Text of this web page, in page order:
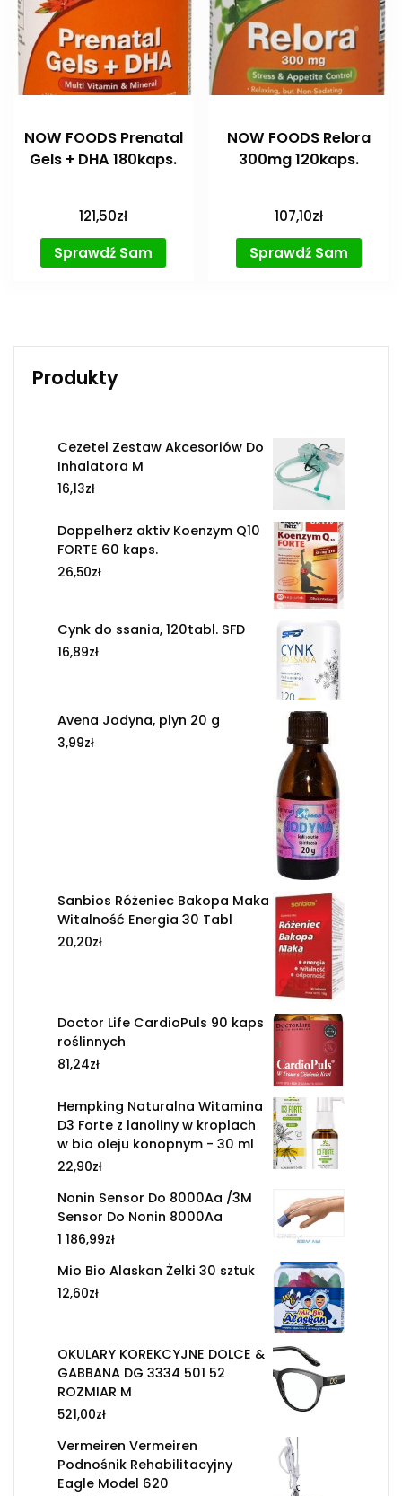
NOW FOODS Prenatal
Gels + DHA 180kaps.
121,50zł
Sprawdź Sam
NOW FOODS Relora
300mg 120kaps.
107,10zł
Sprawdź Sam
Produkty
Cezetel Zestaw Akcesoriów Do
Inhalatora M
16,13zł
Doppelherz aktiv Koenzym Q10
FORTE 60 kaps.
26,50zł
Cynk do ssania, 120tabl. SFD
16,89zł
Avena Jodyna, plyn 20 g
3,99zł
Sanbios Różeniec Bakopa Maka
Witalność Energia 30 Tabl
20,20zł
Doctor Life CardioPuls 90 kaps
roślinnych
81,24zł
Hempking Naturalna Witamina
D3 Forte z lanoliny w kroplach
w bio oleju konopnym - 30 ml
22,90zł
Nonin Sensor Do 8000Aa /3M
Sensor Do Nonin 8000Aa
1 186,99zł
Mio Bio Alaskan Żelki 30 sztuk
12,60zł
OKULARY KOREKCYJNE DOLCE &
GABBANA DG 3334 501 52
ROZMIAR M
521,00zł
Vermeiren Vermeiren
Podnośnik Rehabilitacyjny
Eagle Model 620